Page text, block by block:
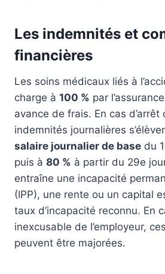
Les indemnités et
financières
Les soins médicaux liés à
charge à 100 % par
avance de frais. En cas d’arrêt
indemnités journalières
salaire journalier de base du
puis à 80 % à partir du 29e
entraîne une incapacité
(IPP), une rente ou un capital
taux d’incapacité reconnu. En
inexcusable de l’employeur,
peuvent être majorées.